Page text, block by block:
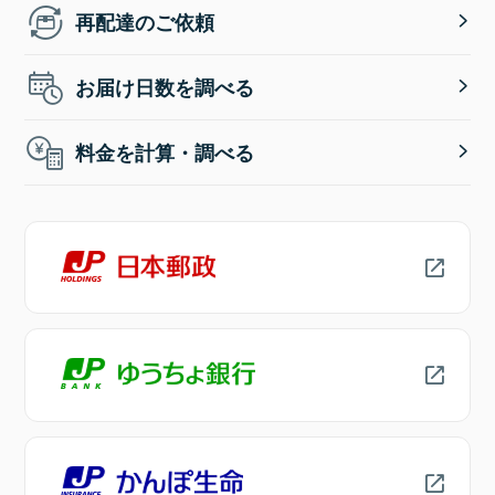
再配達のご依頼
お届け日数を調べる
料金を計算・調べる